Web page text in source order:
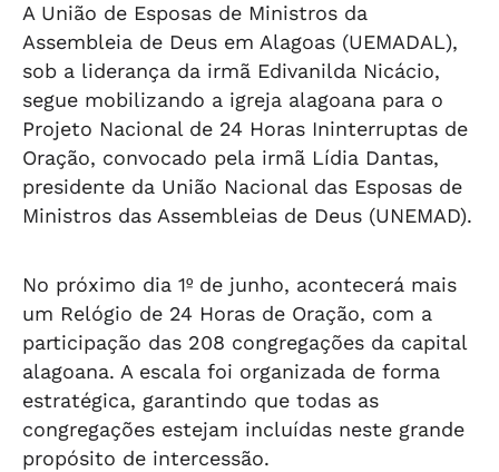
A União de Esposas de Ministros da
Assembleia de Deus em Alagoas (UEMADAL),
sob a liderança da irmã Edivanilda Nicácio,
segue mobilizando a igreja alagoana para o
Projeto Nacional de 24 Horas Ininterruptas de
Oração, convocado pela irmã Lídia Dantas,
presidente da União Nacional das Esposas de
Ministros das Assembleias de Deus (UNEMAD).
No próximo dia 1º de junho, acontecerá mais
um Relógio de 24 Horas de Oração, com a
participação das 208 congregações da capital
alagoana. A escala foi organizada de forma
estratégica, garantindo que todas as
congregações estejam incluídas neste grande
propósito de intercessão.